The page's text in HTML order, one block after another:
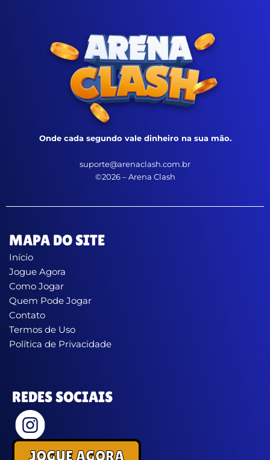
Onde cada segundo vale dinheiro na sua mão.
suporte@arenaclash.com.br
©2026 – Arena Clash
MAPA DO SITE
Início
Jogue Agora
Como Jogar
Quem Pode Jogar
Contato
Termos de Uso
Política de Privacidade
REDES SOCIAIS
JOGUE AGORA